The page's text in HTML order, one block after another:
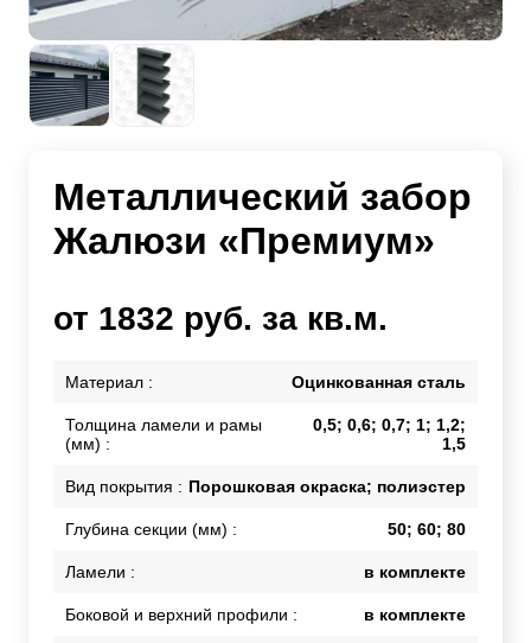
Металлический забор
Жалюзи «Премиум»
от 1832 руб. за кв.м.
Материал : Оцинкованная сталь
Толщина ламели и рамы
(мм) :
0,5; 0,6; 0,7; 1; 1,2;
1,5
Вид покрытия : Порошковая окраска; полиэстер
Глубина секции (мм) : 50; 60; 80
Ламели : в комплекте
Боковой и верхний профили : в комплекте